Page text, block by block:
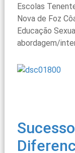
Escolas
Nova de Foz
Educação
abordagem/